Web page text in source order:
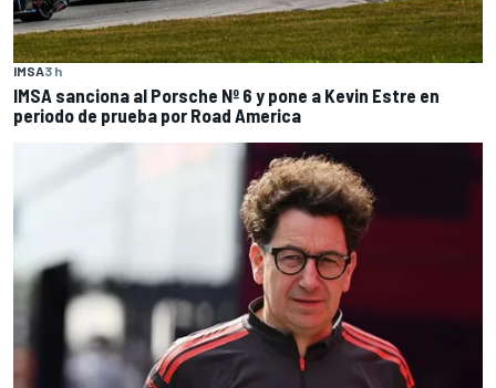
IMSA3 h
IMSA sanciona al Porsche Nº 6 y pone a Kevin Estre en
periodo de prueba por Road America